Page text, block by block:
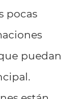
pocas
puedan